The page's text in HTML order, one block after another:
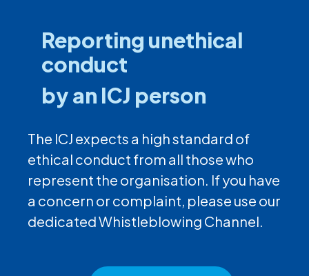
Reporting unethical
conduct
by an ICJ person
The ICJ expects a high standard of
ethical conduct from all those who
represent the organisation. If you have
a concern or complaint, please use our
dedicated Whistleblowing Channel.